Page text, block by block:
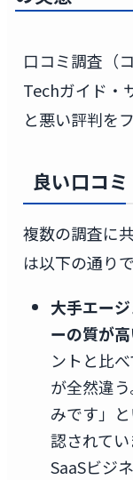
口コミ調査（
Techガイド・
と悪い評判を
良い口コ
複数の調査に
は以下の通りで
大手エー
ーの質が
ントと比
が全然違
みです」
認されて
SaaSビジ